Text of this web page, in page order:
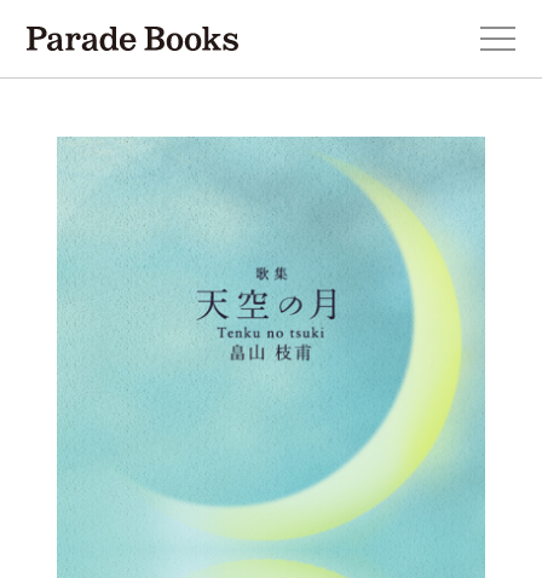
本を探す
新刊・近刊のお知らせ
おすすめ！この一冊。
エッセイ・詩・ノンフィクション